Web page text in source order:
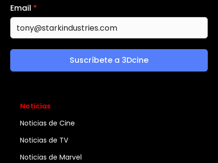
Email *
Suscríbete a 3Dcine
Noticias
Noticias de Cine
Noticias de TV
Noticias de Marvel